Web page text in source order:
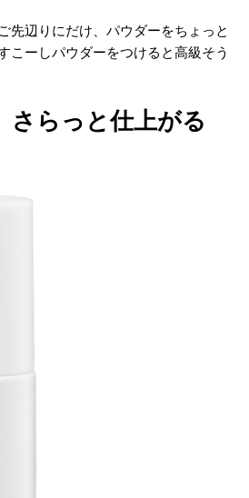
先辺りにだけ、パウダーをちょっと
こーしパウダーをつけると高級そう
さらっと仕上がる